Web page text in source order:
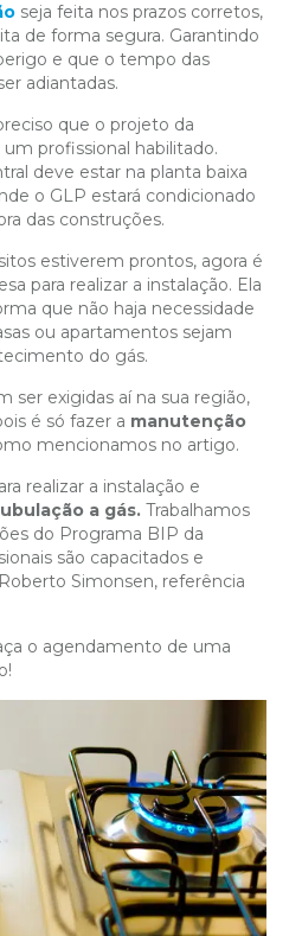
seja feita nos prazos corretos,
de forma segura. Garantindo
e que o tempo das
adiantadas.
que o projeto da
profissional habilitado.
deve estar na planta baixa
o GLP estará condicionado
das construções.
estiverem prontos, agora é
para realizar a instalação. Ela
que não haja necessidade
ou apartamentos sejam
do gás.
ser exigidas aí na sua região,
é só fazer a manutenção
mencionamos no artigo.
realizar a instalação e
a gás. Trabalhamos
do Programa BIP da
são capacitados e
Simonsen, referência
o agendamento de uma